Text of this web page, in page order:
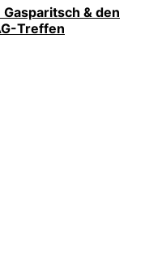
& den
Treffen